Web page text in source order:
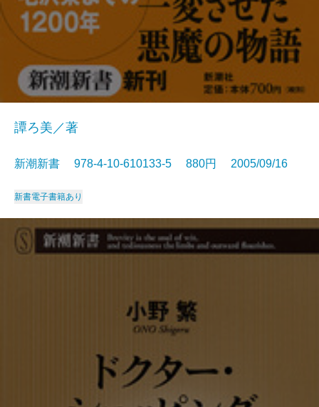
譚ろ美／著
新潮新書 978-4-10-610133-5 880円 2005/09/16
新書電子書籍あり